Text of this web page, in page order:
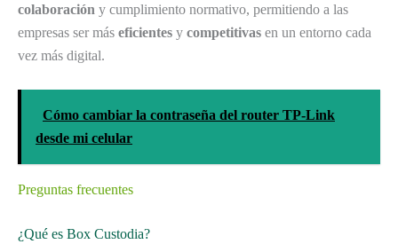
colaboración y cumplimiento normativo, permitiendo a las
empresas ser más eficientes y competitivas en un entorno cada
vez más digital.
Cómo cambiar la contraseña del router TP-Link
desde mi celular
Preguntas frecuentes
¿Qué es Box Custodia?